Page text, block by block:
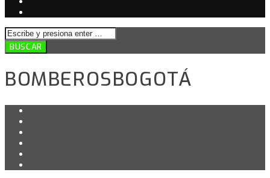
BOMBEROSBOGOTÁ